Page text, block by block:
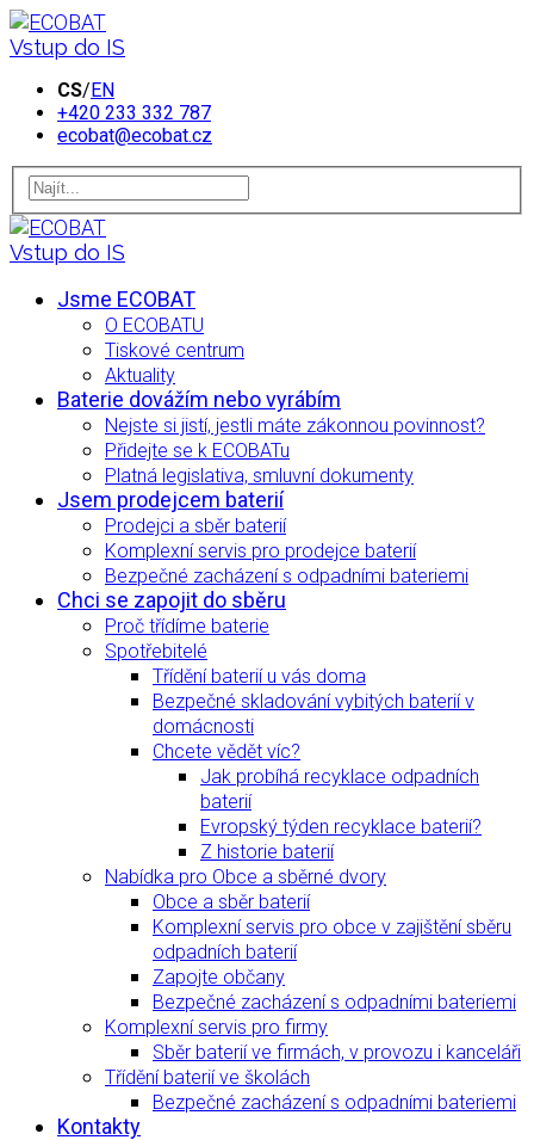
Vstup do IS
CS/EN
+420 233 332 787
ecobat@ecobat.cz
Vstup do IS
Jsme ECOBAT
O ECOBATU
Tiskové centrum
Aktuality
Baterie dovážím nebo vyrábím
Nejste si jistí, jestli máte zákonnou povinnost?
Přidejte se k ECOBATu
Platná legislativa, smluvní dokumenty
Jsem prodejcem baterií
Prodejci a sběr baterií
Komplexní servis pro prodejce baterií
Bezpečné zacházení s odpadními bateriemi
Chci se zapojit do sběru
Proč třídíme baterie
Spotřebitelé
Třídění baterií u vás doma
Bezpečné skladování vybitých baterií v
domácnosti
Chcete vědět víc?
Jak probíhá recyklace odpadních
baterií
Evropský týden recyklace baterií?
Z historie baterií
Nabídka pro Obce a sběrné dvory
Obce a sběr baterií
Komplexní servis pro obce v zajištění sběru
odpadních baterií
Zapojte občany
Bezpečné zacházení s odpadními bateriemi
Komplexní servis pro firmy
Sběr baterií ve firmách, v provozu i kanceláři
Třídění baterií ve školách
Bezpečné zacházení s odpadními bateriemi
Kontakty